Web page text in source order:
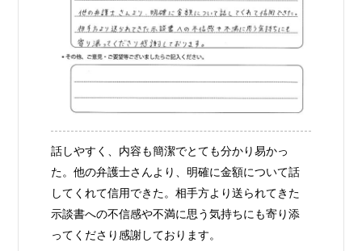
話しやすく、内容も簡潔でとても分かり易かっ
た。他の弁護士さんより、明確に金額について話
してくれて信用できた。相手方より送られてきた
示談書への不信感や不満に思う気持ちにも寄り添
ってくださり感謝しております。